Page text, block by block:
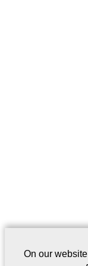
On our